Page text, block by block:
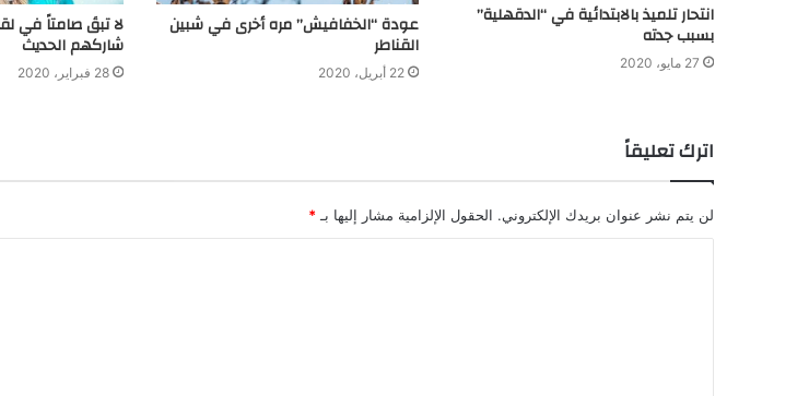
انتحار تلميذ بالابتدائية في “الدقهلية”
بسبب جدته
27 مايو، 2020
عودة “الخفافيش” مره أخرى في شبين
القناطر
22 أبريل، 2020
لا تبقَ صامتاً في
شاركهم الحديث
28 فبراير، 2020
اترك تعليقاً
لن يتم نشر عنوان بريدك الإلكتروني. الحقول الإلزامية مشار إليها بـ *